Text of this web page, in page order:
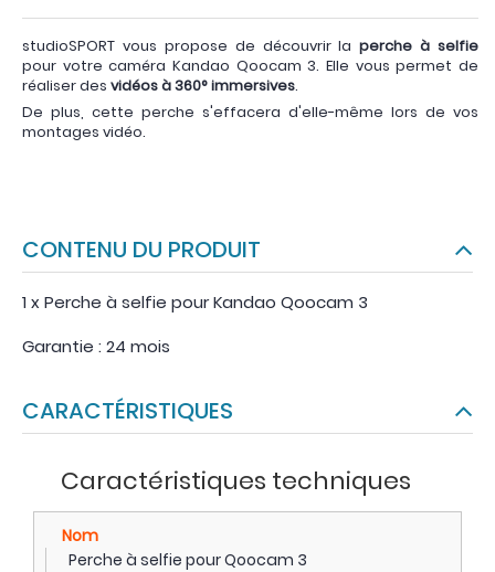
studioSPORT vous propose de découvrir laperche à selfie
pour votre caméra Kandao Qoocam 3. Elle vous permet de
réaliser des vidéos à 360° immersives.
De plus, cette perche s'effacera d'elle-même lors de vos
montages vidéo.
CONTENU DU PRODUIT
1 x Perche à selfie pour Kandao Qoocam 3
Garantie : 24 mois
CARACTÉRISTIQUES
Caractéristiques techniques
Nom
Perche à selfie pour Qoocam 3